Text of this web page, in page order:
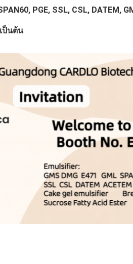
PGE, SSL, CSL, DATEM,
ป็นต้น